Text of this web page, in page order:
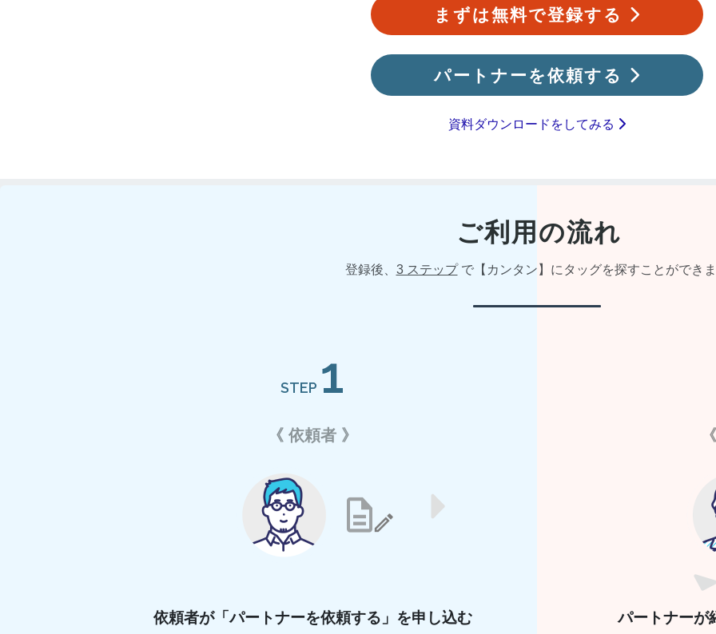
まずは無料で登録する
パートナーを依頼する
資料ダウンロードをしてみる
ご利用の流れ
登録後、 3 ステップで【カンタン】に タッグを探すことができ
STEP 1
《 依頼者 》
依頼者が「パートナーを依頼する」 を申し込む パートナーが